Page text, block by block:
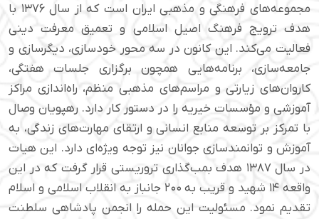
مجموعه‌های فرهنگی و مذهبی ایران است که از سال ۱۳۷۶ با
هدف ترویج فرهنگ اصیل اسلامی و تعمیق معرفت دینی
فعالیت می‌کند. این کانون در سه محور خودسازی، دیگرسازی و
جامعه‌سازی، برنامه‌هایی همچون برگزاری جلسات هفتگی،
کاروان‌های زیارتی و مراسم‌های مذهبی منظم، راه‌اندازی مراکز
آموزشی و مؤسسات خیریه را در دستور کار دارد. رهپویان وصال
با تمرکز بر توسعه منابع انسانی و ارتقای مهارت‌های زندگی، به
آموزش و توانمندسازی جوانان نیز توجه ویژه‌ای دارد. این هیات
در سال ۱۳۸۷ هدف بمب‌گذاری تروریستی قرار گرفت که در این
واقعه ۱۴ شهید و قریب به ۲۰۰ جانباز به انقلاب اسلامی و اسلام
تقدیم نمود. مسئولیت این حمله را انجمن پادشاهی سلطنت